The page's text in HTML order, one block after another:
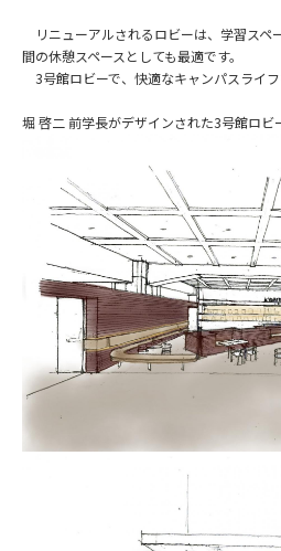
リニューアルされるロビーは、学習スペ
間の休憩スペースとしても最適です。
3号館ロビーで、快適なキャンパスライフ
堀 啓二 前学長がデザインされた3号館ロビ